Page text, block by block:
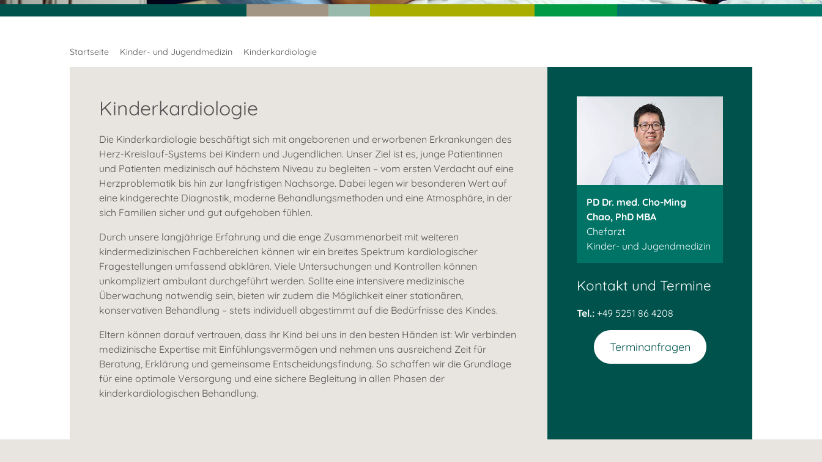
Startseite Kinder- und Jugendmedizin Kinderkardiologie
Kinderkardiologie
Die Kinderkardiologie beschäftigt sich mit angeborenen und erworbenen Erkrankungen des
Herz-Kreislauf-Systems bei Kindern und Jugendlichen. Unser Ziel ist es, junge Patientinnen
und Patienten medizinisch auf höchstem Niveau zu begleiten – vom ersten Verdacht auf eine
Herzproblematik bis hin zur langfristigen Nachsorge. Dabei legen wir besonderen Wert auf
eine kindgerechte Diagnostik, moderne Behandlungsmethoden und eine Atmosphäre, in der
sich Familien sicher und gut aufgehoben fühlen.
Durch unsere langjährige Erfahrung und die enge Zusammenarbeit mit weiteren
kindermedizinischen Fachbereichen können wir ein breites Spektrum kardiologischer
Fragestellungen umfassend abklären. Viele Untersuchungen und Kontrollen können
unkompliziert ambulant durchgeführt werden. Sollte eine intensivere medizinische
Überwachung notwendig sein, bieten wir zudem die Möglichkeit einer stationären,
konservativen Behandlung – stets individuell abgestimmt auf die Bedürfnisse des Kindes.
Eltern können darauf vertrauen, dass ihr Kind bei uns in den besten Händen ist: Wir verbinden
medizinische Expertise mit Einfühlungsvermögen und nehmen uns ausreichend Zeit für
Beratung, Erklärung und gemeinsame Entscheidungsfindung. So schaffen wir die Grundlage
für eine optimale Versorgung und eine sichere Begleitung in allen Phasen der
kinderkardiologischen Behandlung.
PD Dr. med. Cho-Ming
Chao, PhD MBA
Chefarzt
Kinder- und Jugendmedizin
Kontakt und Termine
Tel.: +49 5251 86 4208
Terminanfragen